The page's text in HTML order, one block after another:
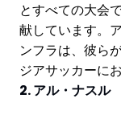
とすべての大会
献しています。
ンフラは、彼ら
ジアサッカーに
2. アル・ナスル